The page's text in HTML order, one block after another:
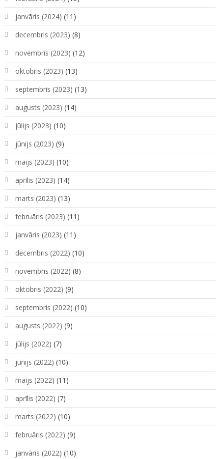
janvāris (2024) (11)
decembris (2023) (8)
novembris (2023) (12)
oktobris (2023) (13)
septembris (2023) (13)
augusts (2023) (14)
jūlijs (2023) (10)
jūnijs (2023) (9)
maijs (2023) (10)
aprīlis (2023) (14)
marts (2023) (13)
februāris (2023) (11)
janvāris (2023) (11)
decembris (2022) (10)
novembris (2022) (8)
oktobris (2022) (9)
septembris (2022) (10)
augusts (2022) (9)
jūlijs (2022) (7)
jūnijs (2022) (10)
maijs (2022) (11)
aprīlis (2022) (7)
marts (2022) (10)
februāris (2022) (9)
janvāris (2022) (10)